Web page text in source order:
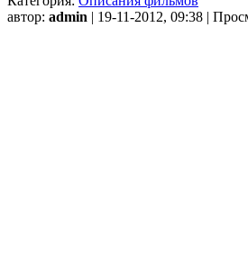
автор: admin | 19-11-2012, 09:38 |